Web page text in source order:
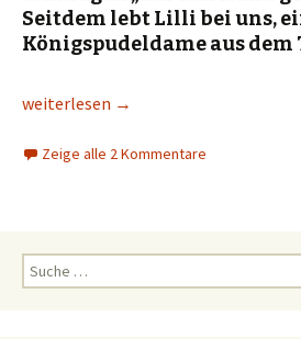
Seitdem lebt Lilli bei uns,
Königspudeldame aus
Zum Welthundetag: ein Hoch auf
weiterlesen →
Zeige alle 2 Kommentare
u